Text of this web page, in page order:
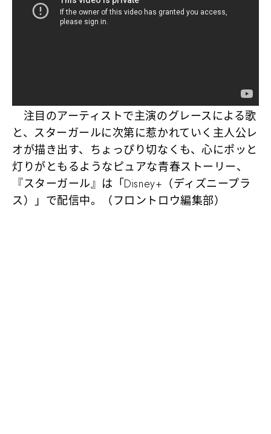
注目のアーティストで主演のグレースによる歌
と、スターガールに次第に惹かれていく主人公レ
オが描き出す、ちょっぴり切なくも、心にポッと
灯りがともるようなピュアな青春ストーリー、
『スターガール』は「Disney+（ディズニープラ
ス）」で配信中。（フロントロウ編集部）